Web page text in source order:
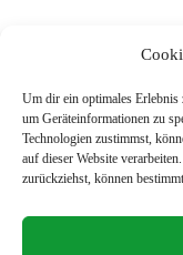
Um dir ein optimales
um Geräteinformationen zu
Technologien zustimmst,
auf dieser Website
zurückziehst, können